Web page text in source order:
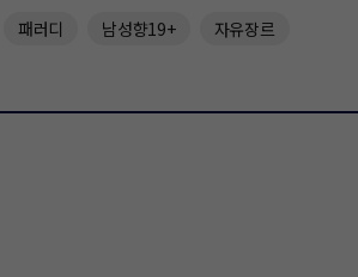
레*님 무료쿠폰 4개 획득
레*님 무료쿠폰 4개 획득
패러디 남성향19+ 자유장르